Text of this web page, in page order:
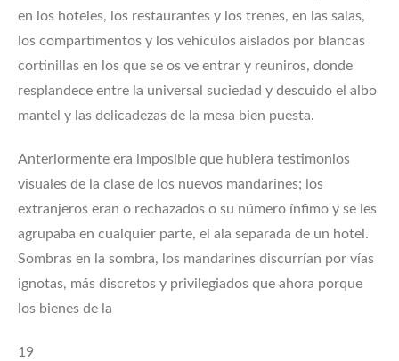
en los hoteles, los restaurantes y los trenes, en las salas,
los compartimentos y los vehículos aislados por blancas
cortinillas en los que se os ve entrar y reuniros, donde
resplandece entre la universal suciedad y descuido el albo
mantel y las delicadezas de la mesa bien puesta.
Anteriormente era imposible que hubiera testimonios
visuales de la clase de los nuevos mandarines; los
extranjeros eran o rechazados o su número ínfimo y se les
agrupaba en cualquier parte, el ala separada de un hotel.
Sombras en la sombra, los mandarines discurrían por vías
ignotas, más discretos y privilegiados que ahora porque
los bienes de la
19